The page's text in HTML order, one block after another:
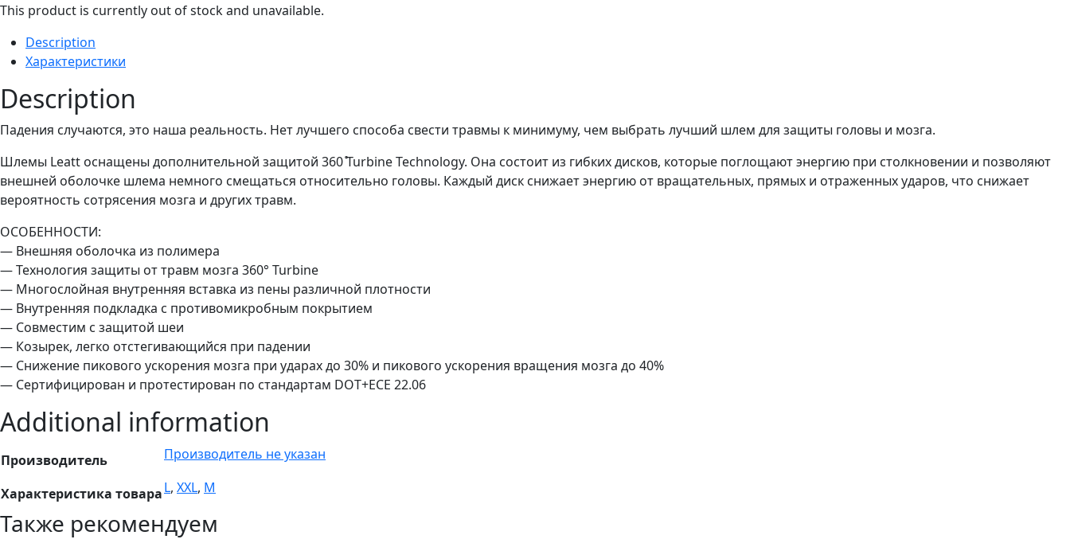
This product is currently out of stock and unavailable.
Description
Характеристики
Description
Падения случаются, это наша реальность. Нет лучшего способа свести травмы к минимуму, чем выбрать лучший шлем для защиты головы и мозга.
Шлемы Leatt оснащены дополнительной защитой 360 ̊Turbine Technology. Она состоит из гибких дисков, которые поглощают энергию при столкновении и позволяют
внешней оболочке шлема немного смещаться относительно головы. Каждый диск снижает энергию от вращательных, прямых и отраженных ударов, что снижает
вероятность сотрясения мозга и других травм.
ОСОБЕННОСТИ:
— Внешняя оболочка из полимера
— Технология защиты от травм мозга 360° Turbine
— Многослойная внутренняя вставка из пены различной плотности
— Внутренняя подкладка с противомикробным покрытием
— Совместим с защитой шеи
— Козырек, легко отстегивающийся при падении
— Снижение пикового ускорения мозга при ударах до 30% и пикового ускорения вращения мозга до 40%
— Сертифицирован и протестирован по стандартам DOT+ECE 22.06
Additional information
Производитель Производитель не указан
Характеристика товараL, XXL, М
Также рекомендуем